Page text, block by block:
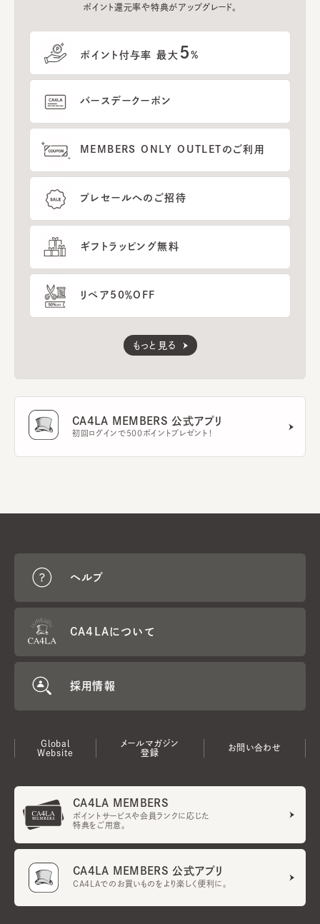
ポイント還元率や特典がアップグレード。
ポイント付与率 最大 5%
バースデークーポン
MEMBERS ONLY OUTLETのご利用
プレセールへのご招待
ギフトラッピング無料
リペア50％OFF
もっと見る
CA4LA MEMBERS 公式アプリ
初回ログインで500ポイントプレゼント！
ヘルプ
CA4LAについて
採用情報
Global
Website
メールマガジン
登録
お問い合わせ
CA4LA MEMBERS
ポイントサービスや会員ランクに応じた
特典をご用意。
CA4LA MEMBERS 公式アプリ
CA4LAでのお買いものをより楽しく便利に。